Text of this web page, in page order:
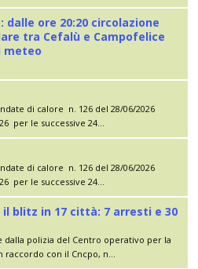
dalle ore 20:20 circolazione
tra Cefalù e Campofelice
meteo
di calore n. 126 del 28/06/2026
per le successive 24...
di calore n. 126 del 28/06/2026
per le successive 24...
blitz in 17 città: 7 arresti e 30
dalla polizia del Centro operativo per la
con il Cncpo, n...